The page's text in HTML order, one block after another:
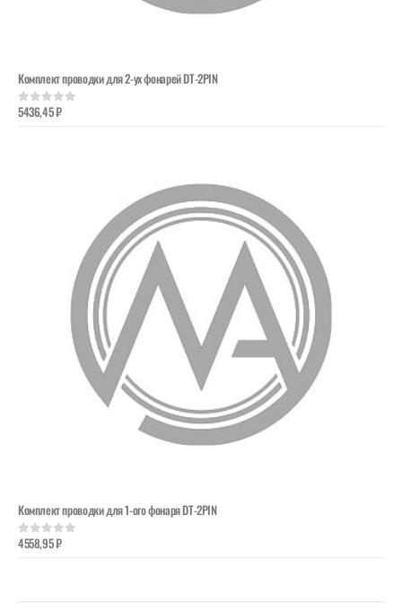
Комплект проводки для 2-ух фонарей DT-2PIN
0out of 5
5436,45₽
Комплект проводки для 1-ого фонаря DT-2PIN
0out of 5
4558,95₽